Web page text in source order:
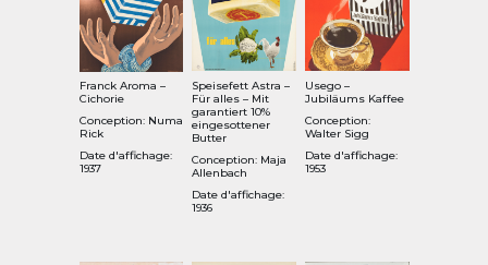
Franck Aroma –
Cichorie
Conception: Numa
Rick
Date d'affichage:
1937
Speisefett Astra –
Für alles – Mit
garantiert 10%
eingesottener
Butter
Conception: Maja
Allenbach
Date d'affichage:
1936
Usego –
Jubiläums Kaffee
Conception:
Walter Sigg
Date d'affichage:
1953